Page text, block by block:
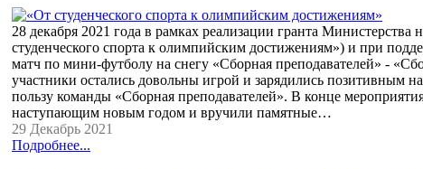
28 декабря 2021 года в рамках реализации гранта
студенческого спорта к олимпийским достижениям») и при
матч по мини-футболу на снегу «Сборная преподавателей» -
участники остались довольны игрой и зарядились позитивным
пользу команды «Сборная преподавателей». В конце
наступающим новым годом и вручили памятные…
29 Декабрь 2021
Подробнее...